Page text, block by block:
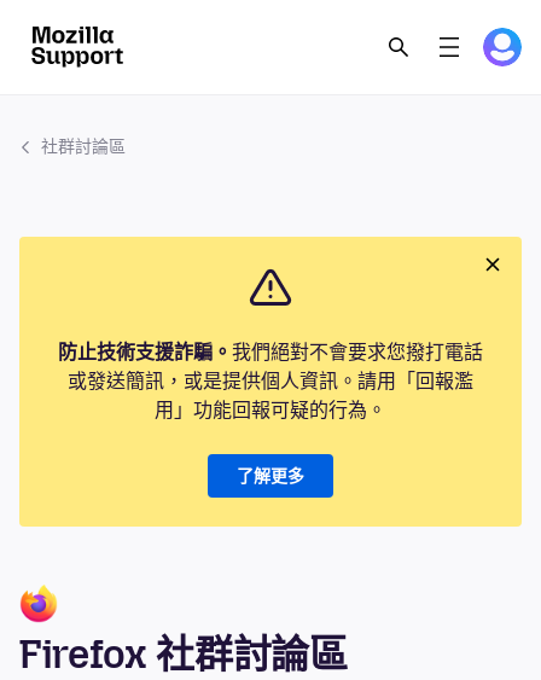
社群討論區
防止技術支援詐騙。 我們絕對不會要求您撥打電話
或發送簡訊，或是提供個人資訊。請用「回報濫
用」功能回報可疑的行為。
了解更多
Firefox 社群討論區